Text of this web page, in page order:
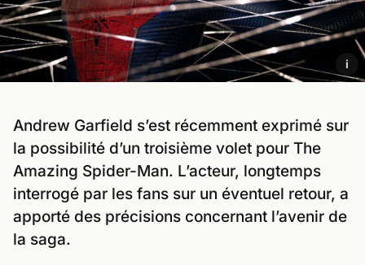
i
Andrew Garfield s’est récemment exprimé sur
la possibilité d’un troisième volet pour The
Amazing Spider-Man. L’acteur, longtemps
interrogé par les fans sur un éventuel retour, a
apporté des précisions concernant l’avenir de
la saga.